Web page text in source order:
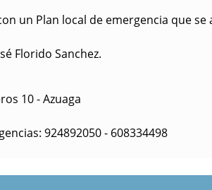
un Plan local de emergencia que
Florido Sanchez.
10 - Azuaga
924892050 - 608334498